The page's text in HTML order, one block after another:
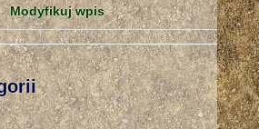
Modyfikuj wpis